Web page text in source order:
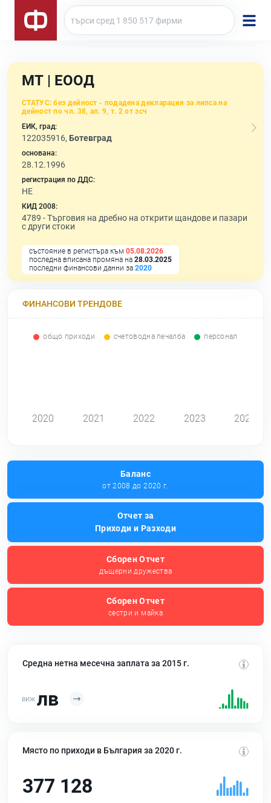
МТ | ЕООД
СТАТУС: без дейност - подадена декларация за липса на
дейност по чл. 38, ал. 9, т. 2 от зсч
ЕИК, град:
122035916, Ботевград
основана:
28.12.1996
регистрация по ДДС:
НЕ
КИД 2008:
4789 -Търговия на дребно на открити щандове и пазари
с други стоки
състояние в регистъра към 05.08.2026
последна вписана промяна на 28.03.2025
последни финансови данни за 2020
ФИНАНСОВИ ТРЕНДОВЕ
общо приходи счетоводна печалба персонал
2020 2021 2022 2023 2024
Баланс
от 2008 до 2020 г.
Отчет за
Приходи и Разходи
Сборен Отчет
дъщерни дружества
Сборен Отчет
сестри и майка
Средна нетна месечна заплата за 2015 г.
лв
Място по приходи в България за 2020 г.
377 128